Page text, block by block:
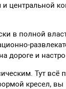
центральной
в полной
дороге и
Тут
кресел,